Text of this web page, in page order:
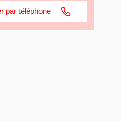
par téléphone